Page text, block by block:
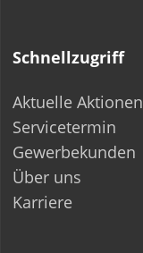
Schnellzugriff
Aktuelle Aktionen
Servicetermin
Gewerbekunden
Über uns
Karriere